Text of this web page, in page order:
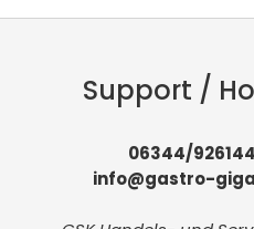
Support /
06344/
info@gastro-